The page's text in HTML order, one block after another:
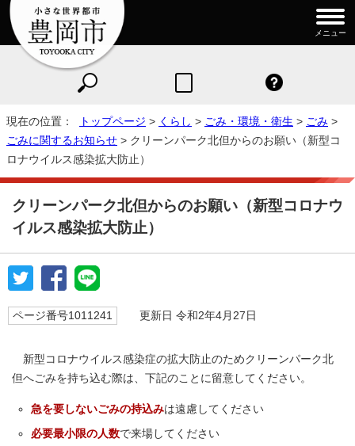
メニュー
現在の位置： トップページ > くらし > ごみ・環境・衛生 > ごみ >
ごみに関するお知らせ > クリーンパーク北但からのお願い（新型コ
ロナウイルス感染拡大防止）
クリーンパーク北但からのお願い（新型コロナウ
イルス感染拡大防止）
ページ番号1011241 更新日 令和2年4月27日
新型コロナウイルス感染症の拡大防止のためクリーンパーク北
但へごみを持ち込む際は、下記のことに留意してください。
急を要しないごみの持込みは遠慮してください
必要最小限の人数で来場してください